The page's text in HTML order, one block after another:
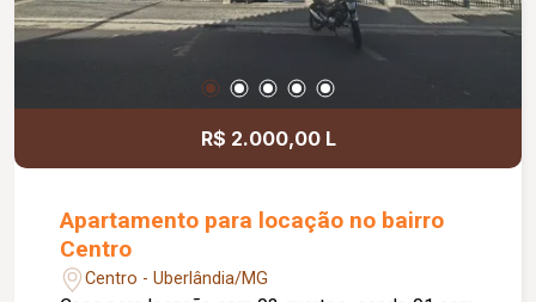
R$ 2.000,00 L
Apartamento para locação no bairro
Centro
Centro - Uberlândia/MG